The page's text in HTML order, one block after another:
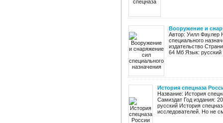
Вооружение и
Автор: Уилл Фаулер
специального
издательство
64 Мб Язык: русский
История спецназа
Название: История
Самиздат Год издания:
русский История
исследователей. Но не